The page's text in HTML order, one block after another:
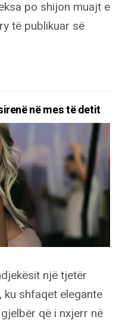
po shijon muajt e
të publikuar së
në mes të detit
një tjetër
shfaqet elegante
që i nxjerr në